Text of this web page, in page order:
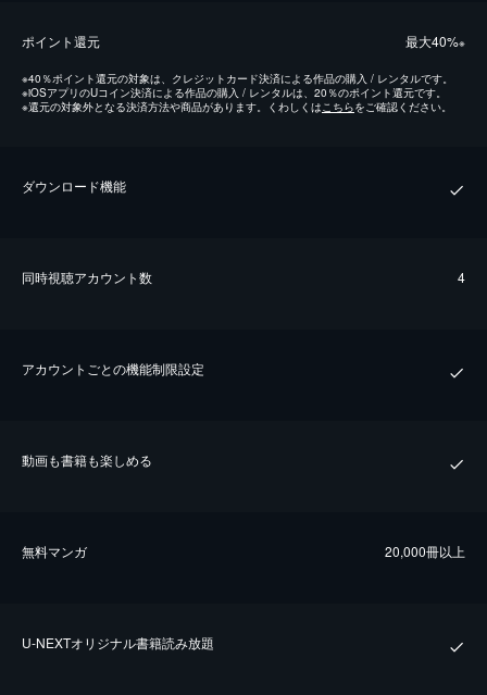
ポイント還元 最⼤40%※
※40％ポイント還元の対象は、クレジットカード決済による作品の購入 / レンタルです。
※iOSアプリのUコイン決済による作品の購入 / レンタルは、20％のポイント還元です。
※還元の対象外となる決済方法や商品があります。くわしくはこちらをご確認ください。
ダウンロード機能
同時視聴アカウント数 4
アカウントごとの機能制限設定
動画も書籍も楽しめる
無料マンガ 20,000冊以上
U-NEXTオリジナル書籍読み放題